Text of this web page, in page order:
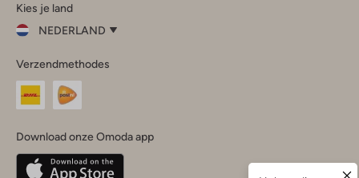
InstagramFacebook
Kies je land
NEDERLAND
je
land
Nederland
Belgique(Français)
Verzendmethodes
Download onze Omoda app